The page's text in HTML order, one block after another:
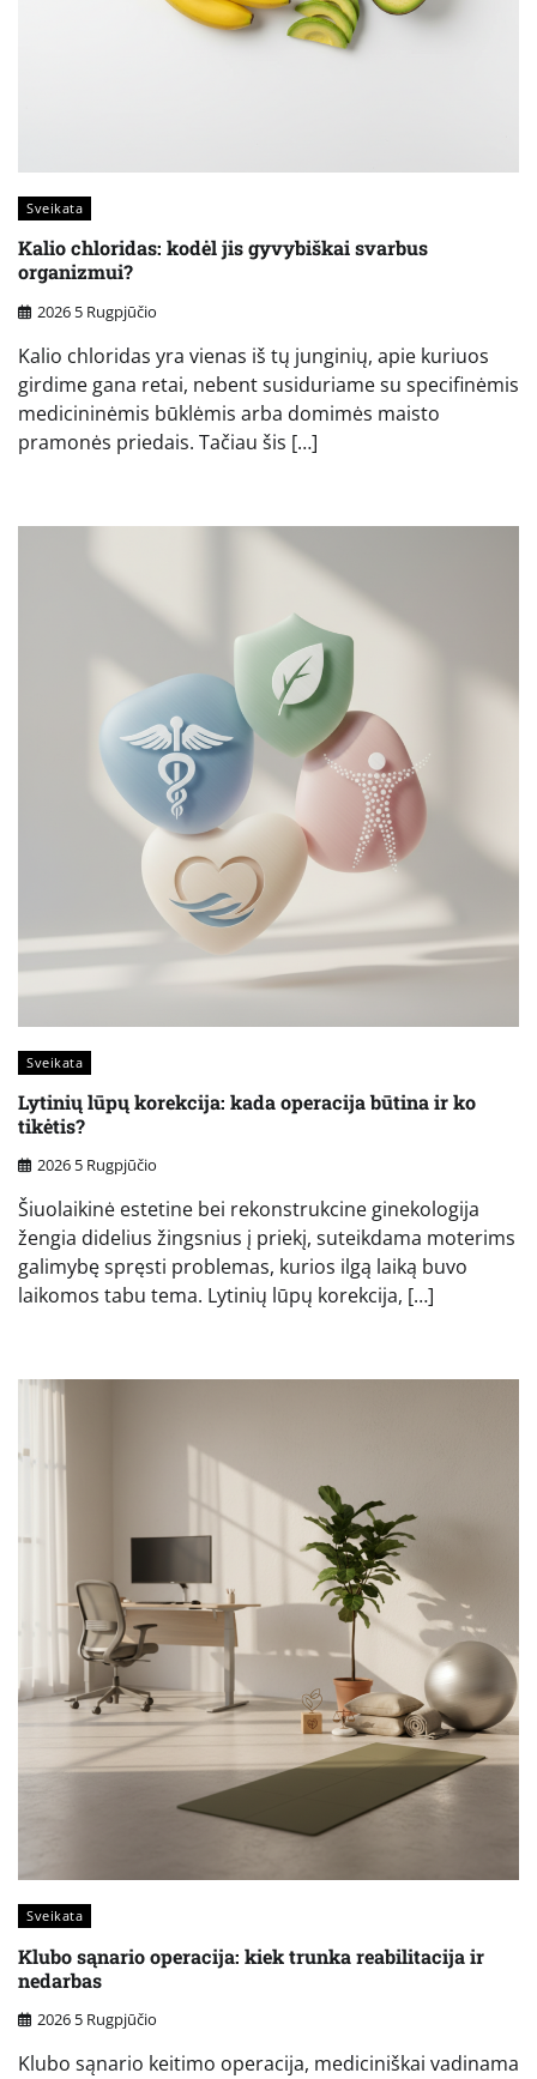
Sveikata
Kalio chloridas: kodėl jis gyvybiškai svarbus
organizmui?
2026 5 Rugpjūčio
Kalio chloridas yra vienas iš tų junginių, apie kuriuos
girdime gana retai, nebent susiduriame su specifinėmis
medicininėmis būklėmis arba domimės maisto
pramonės priedais. Tačiau šis […]
Sveikata
Lytinių lūpų korekcija: kada operacija būtina ir ko
tikėtis?
2026 5 Rugpjūčio
Šiuolaikinė estetine bei rekonstrukcine ginekologija
žengia didelius žingsnius į priekį, suteikdama moterims
galimybę spręsti problemas, kurios ilgą laiką buvo
laikomos tabu tema. Lytinių lūpų korekcija, […]
Sveikata
Klubo sąnario operacija: kiek trunka reabilitacija ir
nedarbas
2026 5 Rugpjūčio
Klubo sąnario keitimo operacija, mediciniškai vadinama